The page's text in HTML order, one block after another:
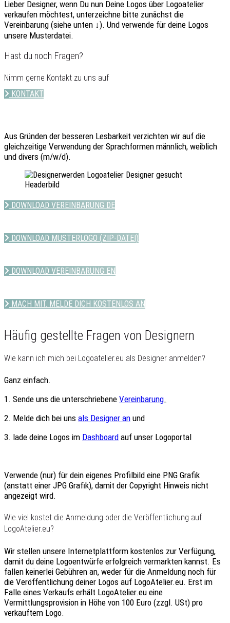
Lieber Designer, wenn Du nun Deine Logos über Logoatelier
verkaufen möchtest, unterzeichne bitte zunächst die
Vereinbarung (siehe unten ↓). Und verwende für deine Logos
unsere Musterdatei.
Hast du noch Fragen?
Nimm gerne Kontakt zu uns auf
KONTAKT
Aus Gründen der besseren Lesbarkeit verzichten wir auf die
gleichzeitige Verwendung der Sprachformen männlich, weiblich
und divers (m/w/d).
DOWNLOAD VEREINBARUNG DE
DOWNLOAD MUSTERLOGO (ZIP-DATEI)
DOWNLOAD VEREINBARUNG EN
MACH MIT. MELDE DICH KOSTENLOS AN
Häufig gestellte Fragen von Designern
Wie kann ich mich bei Logoatelier.eu als Designer anmelden?
Ganz einfach.
1. Sende uns die unterschriebene Vereinbarung.
2. Melde dich bei uns als Designer an und
3. lade deine Logos im Dashboard auf unser Logoportal
Verwende (nur) für dein eigenes Profilbild eine PNG Grafik
(anstatt einer JPG Grafik), damit der Copyright Hinweis nicht
angezeigt wird.
Wie viel kostet die Anmeldung oder die Veröffentlichung auf
LogoAtelier.eu?
Wir stellen unsere Internetplattform kostenlos zur Verfügung,
damit du deine Logoentwürfe erfolgreich vermarkten kannst. Es
fallen keinerlei Gebühren an, weder für die Anmeldung noch für
die Veröffentlichung deiner Logos auf LogoAtelier.eu. Erst im
Falle eines Verkaufs erhält LogoAtelier.eu eine
Vermittlungsprovision in Höhe von 100 Euro (zzgl. USt) pro
verkauftem Logo.